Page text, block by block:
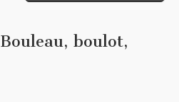
Bouleau, boulot,